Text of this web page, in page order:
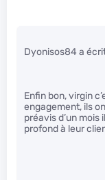
Dyonisos84 a
Enfin bon, virgin
engagement, ils
préavis d’un
profond à leur